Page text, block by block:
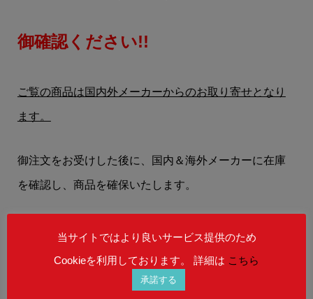
御確認ください!!
ご覧の商品は国内外メーカーからのお取り寄せとなり
ます。
御注文をお受けした後に、国内＆海外メーカーに在庫
を確認し、商品を確保いたします。
を、メールにてお知らせいたします。
当サイトではより良いサービス提供のため
Cookieを利用しております。 詳細は こちら
承諾する